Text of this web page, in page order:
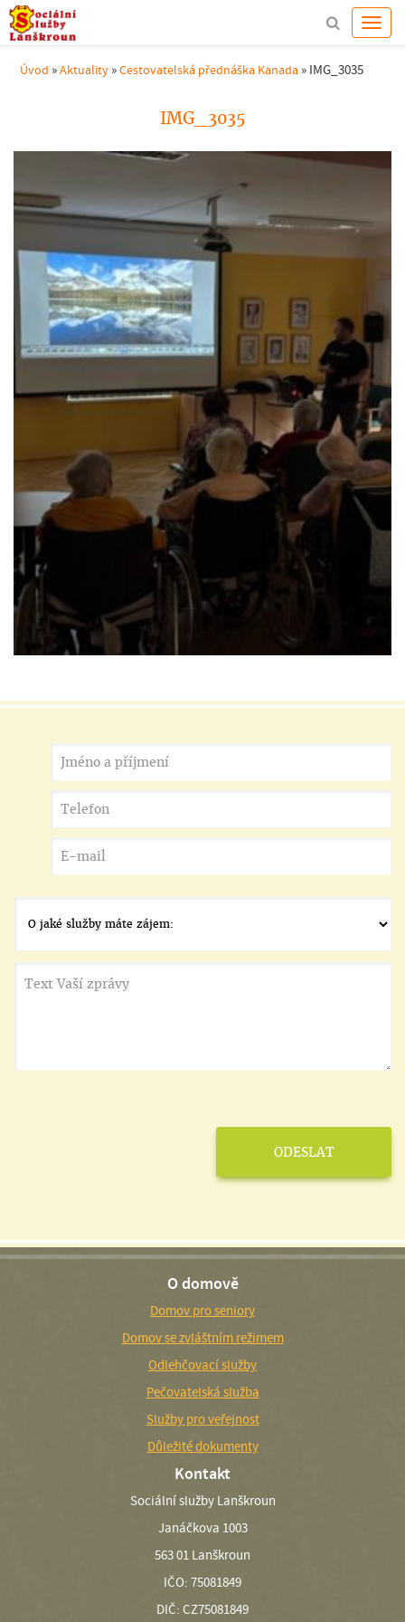
Úvod »Aktuality »Cestovatelská přednáška Kanada » IMG_3035
IMG_3035
O domově
Domov pro seniory
Domov se zvláštním režimem
Odlehčovací služby
Pečovatelská služba
Služby pro veřejnost
Důležité dokumenty
Kontakt
Sociální služby Lanškroun
Janáčkova 1003
563 01 Lanškroun
IČO: 75081849
DIČ: CZ75081849